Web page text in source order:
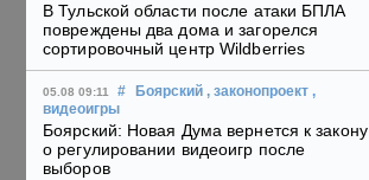
В Тульской области после атаки БПЛА
повреждены два дома и загорелся
сортировочный центр Wildberries
05.08 09:11 # Боярский , законопроект ,
видеоигры
Боярский: Новая Дума вернется к закону
о регулировании видеоигр после
выборов